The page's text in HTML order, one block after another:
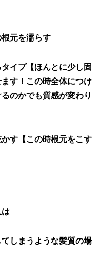
元を濡らす
イプ【ほんとに少し固
す！この時全体につけ
のかでも質感が変わり
す【この時根元をこす
しまうような髪質の場